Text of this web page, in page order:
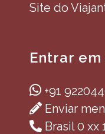
Site do
Entrar
+91
Enviar
Brasil 0 xx